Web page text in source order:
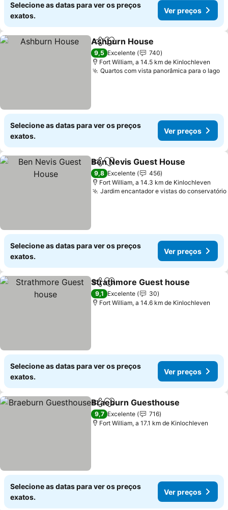
Selecione as datas para ver os preços
exatos.
Ver preços
PartilharAdicionar aos favoritos
Ashburn House
9,5 Excelente
740
Fort William, a 14.5 km de Kinlochleven
Quartos com vista panorâmica para o lago
Selecione as datas para ver os preços
exatos.
Ver preços
PartilharAdicionar aos favoritos
Ben Nevis Guest House
9,8 Excelente
456
Fort William, a 14.3 km de Kinlochleven
Jardim encantador e vistas do conservatório
Selecione as datas para ver os preços
exatos.
Ver preços
PartilharAdicionar aos favoritos
Strathmore Guest house
9,1 Excelente
30
Fort William, a 14.6 km de Kinlochleven
Selecione as datas para ver os preços
exatos.
Ver preços
PartilharAdicionar aos favoritos
Braeburn Guesthouse
9,7 Excelente
716
Fort William, a 17.1 km de Kinlochleven
Selecione as datas para ver os preços
exatos.
Ver preços